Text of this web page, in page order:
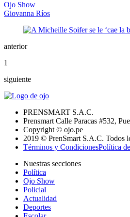
Ojo Show
Giovanna Ríos
anterior
1
siguiente
PRENSMART S.A.C.
Prensmart Calle Paracas #532,
Copyright © ojo.pe
2019 © PrenSmart S.A.C. Todos
Términos y CondicionesPolítica
Nuestras secciones
Política
Ojo Show
Policial
Actualidad
Deportes